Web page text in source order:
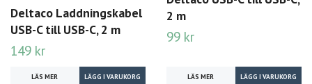
Deltaco Laddningskabel
USB-C till USB-C, 2 m
149 kr
LÄS MER
2 m
99 kr
LÄS MER